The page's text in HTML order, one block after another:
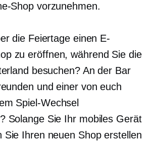
Shop vorzunehmen.
die Feiertage einen E-
zu eröffnen, während Sie die
besuchen? An der Bar
und einer von euch
Spiel-Wechsel
Solange Sie Ihr mobiles Gerät
Sie Ihren neuen Shop erstellen